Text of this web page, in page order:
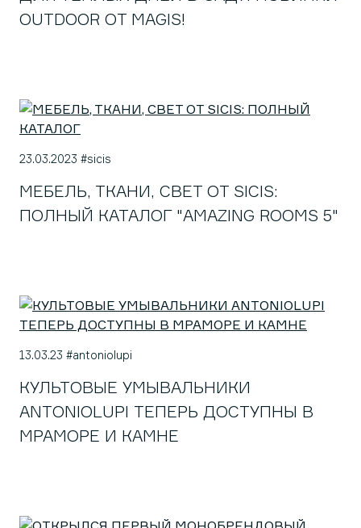
OUTDOOR ОТ MAGIS!
23.03.2023 #sicis
МЕБЕЛЬ, ТКАНИ, СВЕТ ОТ SICIS:
ПОЛНЫЙ КАТАЛОГ "AMAZING ROOMS 5"
13.03.23 #antoniolupi
КУЛЬТОВЫЕ УМЫВАЛЬНИКИ
ANTONIOLUPI ТЕПЕРЬ ДОСТУПНЫ В
МРАМОРЕ И КАМНЕ